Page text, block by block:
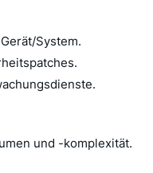
System.
und -komplexität.